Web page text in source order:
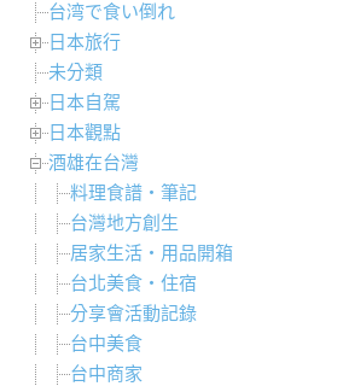
台湾で食い倒れ
日本旅行
未分類
日本自駕
日本觀點
酒雄在台灣
料理食譜・筆記
台灣地方創生
居家生活・用品開箱
台北美食・住宿
分享會活動記錄
台中美食
台中商家